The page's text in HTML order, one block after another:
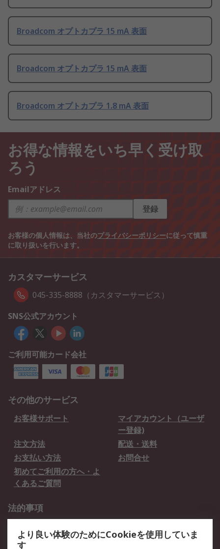
Broadcom オプトカプラ 15 mA 表面
Broadcom オプトカプラ 15 mA 表面
Broadcom オプトカプラ 1.8 mA 表面
お得な情報をいち早く受け取
ろう
Emailアドレス
登録
お客様の個人情報は、当社のプライバシーポリシーに従って慎重
に取り扱いを行います。
カスタマーサービス
045-335-8888（カスタマーサービス）
SNS公式アカウント
ご利用可能カード会社
その他のサービス
お客様サポート
マイアカウント（ユーザ
ー登録)
注文方法
配送・送料
お支払い方法
お問合せ
初めてご利用の方へ・よ
くあるご質問
法的事項
クッキーポリシー
より良い体験のためにCookieを使用していま
す